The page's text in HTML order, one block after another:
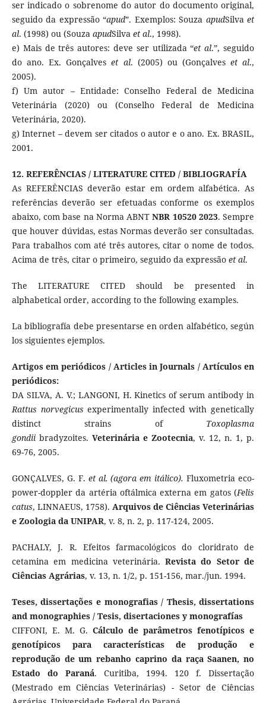
ser indicado o sobrenome do autor do documento original,
seguido da expressão “apud”. Exemplos: Souza apudSilvaet
al. (1998) ou (Souza apudSilva et al., 1998).
e) Mais de três autores: deve ser utilizada “et al.”, seguido
do ano. Ex. Gonçalveset al. (2005) ou (Gonçalves et al.,
2005).
f) Um autor – Entidade: Conselho Federal de Medicina
Veterinária (2020) ou (Conselho Federal de Medicina
Veterinária, 2020).
g) Internet – devem ser citados o autor e o ano. Ex. BRASIL,
2001.
12. REFERÊNCIAS / LITERATURE CITED / BIBLIOGRAFÍA
As REFERÊNCIAS deverão estar em ordem alfabética. As
referências deverão ser efetuadas conforme os exemplos
abaixo, com base na Norma ABNTNBR 10520 2023. Sempre
que houver dúvidas, estas Normas deverão ser consultadas.
Para trabalhos com até três autores, citar o nome de todos.
Acima de três, citar o primeiro, seguido da expressão et al.
The LITERATURE CITED should be presented in
alphabetical order, according to the following examples.
La bibliografía debe presentarse en orden alfabético, según
los siguientes ejemplos.
Artigos em periódicos / Articles in Journals / Artículos en
periódicos:
DA SILVA, A. V.; LANGONI, H. Kinetics of serum antibody in
Rattus norvegicus experimentally infected with genetically
distinct strains of Toxoplasma
gondiibradyzoites. Veterinária e Zootecnia, v. 12, n. 1, p.
69-76, 2005.
GONÇALVES, G. F. et al. (agora em itálico). Fluxometria eco-
power-doppler da artéria oftálmica externa em gatos (Felis
catus, LINNAEUS, 1758). Arquivos de Ciências Veterinárias
e Zoologia da UNIPAR, v. 8, n. 2, p. 117-124, 2005.
PACHALY, J. R. Efeitos farmacológicos do cloridrato de
cetamina em medicina veterinária.Revista do Setor de
Ciências Agrárias, v. 13, n. 1/2, p. 151-156, mar./jun. 1994.
Teses, dissertações e monografias / Thesis, dissertations
and monographies / Tesis, disertaciones y monografías
CIFFONI, E. M. G. Cálculo de parâmetros fenotípicos e
genotípicos para características de produção e
reprodução de um rebanho caprino da raça Saanen, no
Estado do Paraná. Curitiba, 1994. 120 f. Dissertação
(Mestrado em Ciências Veterinárias) - Setor de Ciências